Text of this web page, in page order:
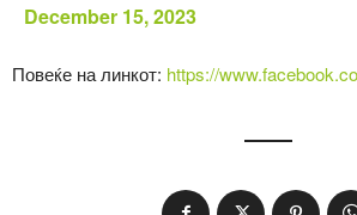
December 15, 2023
Повеќе на линкот: https://